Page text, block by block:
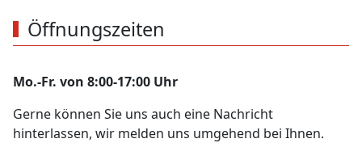
Öffnungszeiten
Mo.-Fr. von 8:00-17:00 Uhr
Gerne können Sie uns auch eine Nachricht
hinterlassen, wir melden uns umgehend bei Ihnen.